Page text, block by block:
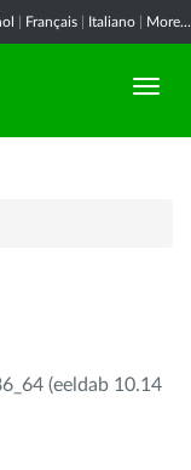
Français Italiano More...
(eeldab 10.14